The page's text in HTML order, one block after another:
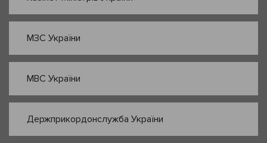
МЗС України
МВС України
Держприкордонслужба України